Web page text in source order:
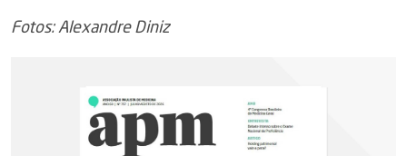
Fotos: Alexandre Diniz